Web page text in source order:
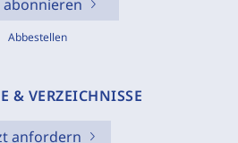
abonnieren
Abbestellen
& VERZEICHNISSE
anfordern